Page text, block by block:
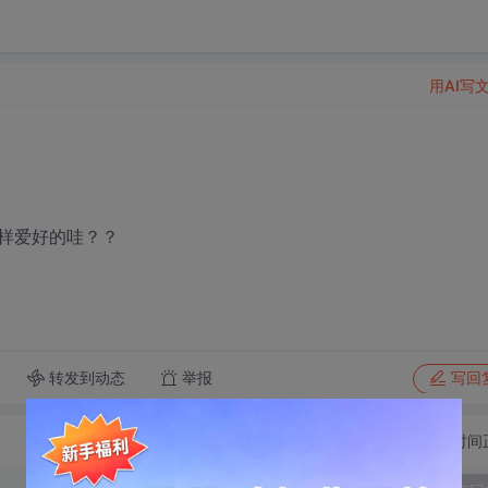
爱好的哇？？
转发到动态 举报 写回
用AI写
切换为时间